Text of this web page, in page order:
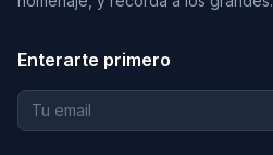
Enterarte primero